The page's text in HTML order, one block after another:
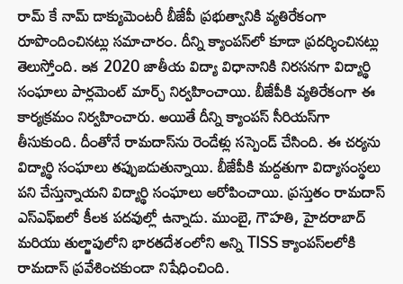
రామ్ కే నామ్ డాక్యుమెంటరీ బీజేపీ ప్రభుత్వానికి వ్యతిరేకంగా
రూపొందించినట్లు సమాచారం. దీన్ని క్యాంపస్‌లో కూడా ప్రదర్శించినట్లు
తెలుస్తోంది. ఇక 2020 జాతీయ విద్యా విధానానికి నిరసనగా విద్యార్థి
సంఘాలు పార్లమెంట్ మార్చ్ నిర్వహించాయి. బీజేపీకి వ్యతిరేకంగా ఈ
కార్యక్రమం నిర్వహించారు. అయితే దీన్ని క్యాంపస్ సీరియస్‌గా
తీసుకుంది. దీంతోనే రామదాస్‌ను రెండేళ్లు సస్పెండ్ చేసింది. ఈ చర్యను
విద్యార్థి సంఘాలు తప్పుబడుతున్నాయి. బీజేపీకి మద్దతుగా విద్యాసంస్థలు
పని చేస్తున్నాయని విద్యార్థి సంఘాలు ఆరోపించాయి. ప్రస్తుతం రామదాస్
ఎస్‌ఎఫ్‌ఐలో కీలక పదవుల్లో ఉన్నాడు. ముంబై, గౌహతి, హైదరాబాద్
మరియు తుల్జాపులోని భారతదేశంలోని అన్ని TISS క్యాంపస్‌లలోకి
రామదాస్ ప్రవేశించకుండా నిషేధించింది.